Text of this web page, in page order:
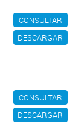
CONSULTAR
DESCARGAR
CONSULTAR
DESCARGAR